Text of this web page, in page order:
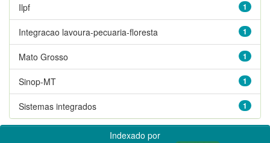
1
Ilpf
1
Integracao lavoura-pecuaria-floresta
1
Mato Grosso
1
Sinop-MT
1
Sistemas integrados
Indexado por